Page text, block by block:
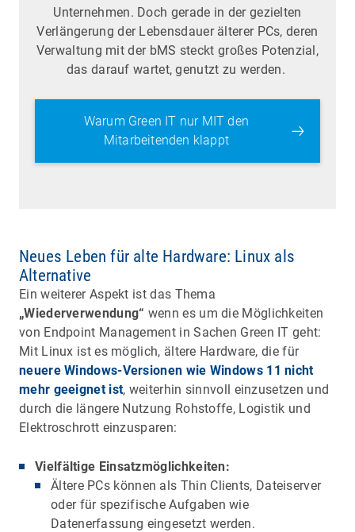
Unternehmen. Doch gerade in der gezielten
Verlängerung der Lebensdauer älterer PCs, deren
Verwaltung mit der bMS steckt großes Potenzial,
das darauf wartet, genutzt zu werden.
Warum Green IT nur MIT den
Mitarbeitenden klappt
Neues Leben für alte Hardware: Linux als
Alternative
Ein weiterer Aspekt ist das Thema
„Wiederverwendung“ wenn es um die Möglichkeiten
von Endpoint Management in Sachen Green IT geht:
Mit Linux ist es möglich, ältere Hardware, die für
neuere Windows-Versionen wie Windows 11 nicht
mehr geeignet ist, weiterhin sinnvoll einzusetzen und
durch die längere Nutzung Rohstoffe, Logistik und
Elektroschrott einzusparen:
Vielfältige Einsatzmöglichkeiten:
Ältere PCs können als Thin Clients, Dateiserver
oder für spezifische Aufgaben wie
Datenerfassung eingesetzt werden.